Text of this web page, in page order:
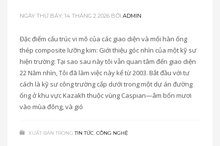
NGÀY THỨ BẢY, 14 THÁNG 2 2026 BỞI ADMIN
Đặc điểm cấu trúc vi mô của các giao diện và mối hàn ống
thép composite lưỡng kim: Giới thiệu góc nhìn của một kỹ sư
hiện trường: Tại sao sau này tôi vẫn quan tâm đến giao diện
22 Năm nhìn, Tôi đã làm việc này kể từ 2003. Bắt đầu với tư
cách là kỹ sư công trường cấp dưới trong một dự án đường
ống ở khu vực Kazakh thuộc vùng Caspian—âm bốn mươi
vào mùa đông, và gió
XUẤT BẢN TRONG TIN TỨC, CÔNG NGHỆ